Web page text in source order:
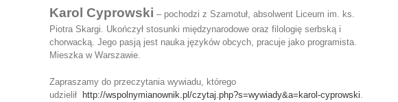
Karol Cyprowski – pochodzi z Szamotuł, absolwent Liceum im. ks.
Piotra Skargi. Ukończył stosunki międzynarodowe oraz filologię serbską i
chorwacką. Jego pasją jest nauka języków obcych, pracuje jako programista.
Mieszka w Warszawie.
Zapraszamy do przeczytania wywiadu, którego
udzielił
http://wspolnymianownik.pl/czytaj.php?s=wywiady&a=karol-cyprowski.